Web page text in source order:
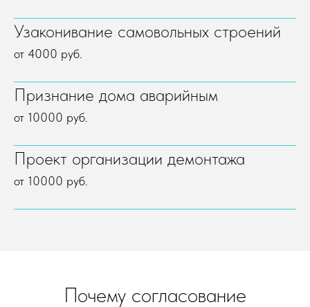
Узаконивание самовольных строений
от 4000 руб.
Признание дома аварийным
от 10000 руб.
Проект организации демонтажа
от 10000 руб.
Почему согласование